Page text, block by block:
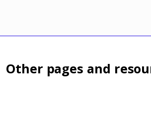
Other pages and